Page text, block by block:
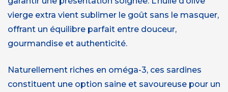
vierge extra vient sublimer le goût sans le masquer,
offrant un équilibre parfait entre douceur,
gourmandise et authenticité.
Naturellement riches en oméga-3, ces sardines
constituent une option saine et savoureuse pour un